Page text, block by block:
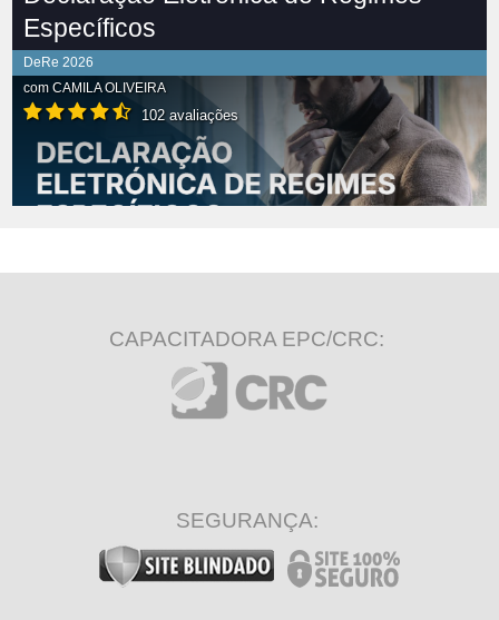
Específicos
DeRe 2026
com CAMILA OLIVEIRA
102 avaliações
CAPACITADORA EPC/CRC:
SEGURANÇA: